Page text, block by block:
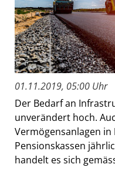
01.11.2019, 05:00 Uhr
Der Bedarf an
unverändert hoch.
Vermögensanlagen
Pensionskassen
handelt es sich